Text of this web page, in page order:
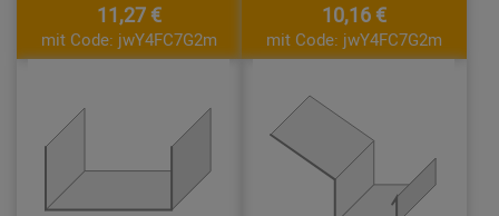
11,27 €
mit Code: jwY4FC7G2m
10,16 €
mit Code: jwY4FC7G2m